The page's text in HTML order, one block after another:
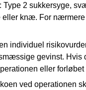
Type 2 sukkersyge,
knæ. For nærmere
individuel
gevinst.
eller
ved operationen